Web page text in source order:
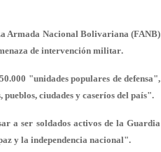
Armada Nacional Bolivariana (FANB)
deintervención militar.
"unidades populares de defensa",
ciudades y caseríos del país".
a ser soldados activosde la Guardia
y la independencia nacional".